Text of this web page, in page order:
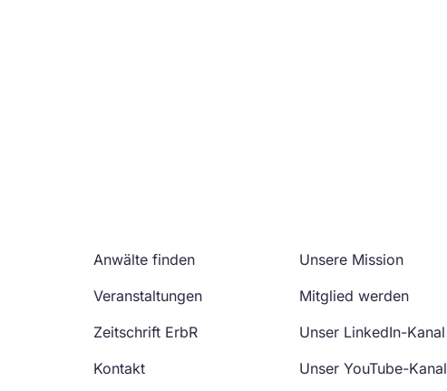
Anwälte finden
Veranstaltungen
Zeitschrift ErbR
Kontakt
Unsere Mission
Mitglied werden
Unser LinkedIn-Kanal
Unser YouTube-Kanal